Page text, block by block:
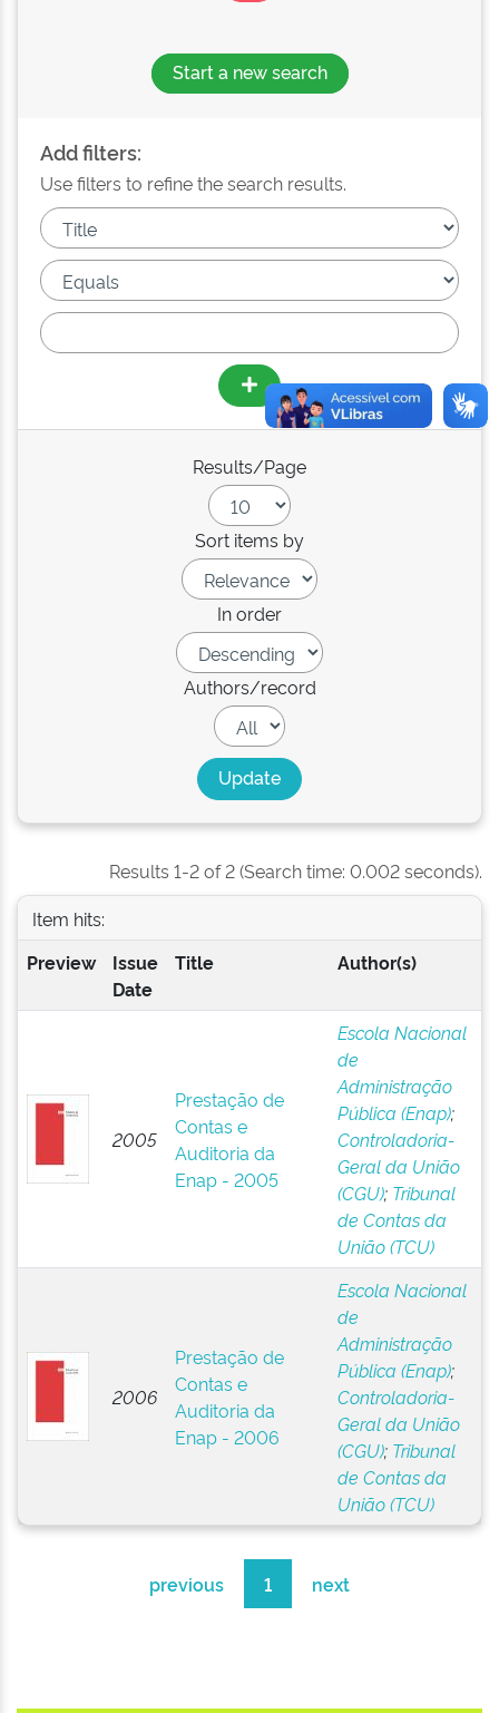
Start a new search
Add filters:
Use filters to refine the search results.
Results/Page
Sort items by
In order
Authors/record
Results 1-2 of 2 (Search time: 0.002 seconds).
Item hits:
Preview
Issue
Date
Title Author(s)
2005
Prestação de
Contas e
Auditoria da
Enap - 2005
Escola Nacional
de
Administração
Pública (Enap);
Controladoria-
Geral da União
(CGU); Tribunal
de Contas da
União (TCU)
2006
Prestação de
Contas e
Auditoria da
Enap - 2006
Escola Nacional
de
Administração
Pública (Enap);
Controladoria-
Geral da União
(CGU); Tribunal
de Contas da
União (TCU)
previous 1 next